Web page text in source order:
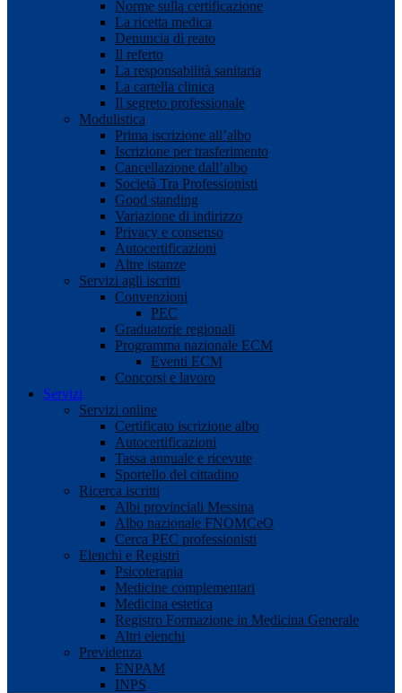
Norme sulla certificazione
La ricetta medica
Denuncia di reato
Il referto
La responsabilità sanitaria
La cartella clinica
Il segreto professionale
Modulistica
Prima iscrizione all’albo
Iscrizione per trasferimento
Cancellazione dall’albo
Società Tra Professionisti
Good standing
Variazione di indirizzo
Privacy e consenso
Autocertificazioni
Altre istanze
Servizi agli iscritti
Convenzioni
PEC
Graduatorie regionali
Programma nazionale ECM
Eventi ECM
Concorsi e lavoro
Servizi
Servizi online
Certificato iscrizione albo
Autocertificazioni
Tassa annuale e ricevute
Sportello del cittadino
Ricerca iscritti
Albi provinciali Messina
Albo nazionale FNOMCeO
Cerca PEC professionisti
Elenchi e Registri
Psicoterapia
Medicine complementari
Medicina estetica
Registro Formazione in Medicina Generale
Altri elenchi
Previdenza
ENPAM
INPS